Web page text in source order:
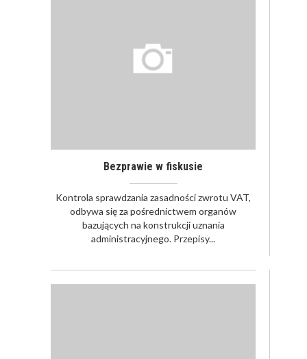
Bezprawie w fiskusie
Kontrola sprawdzania zasadności zwrotu VAT,
odbywa się za pośrednictwem organów
bazujących na konstrukcji uznania
administracyjnego. Przepisy...